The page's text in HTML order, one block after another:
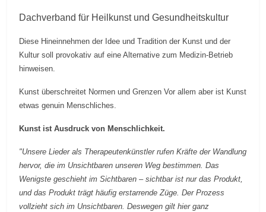
Dachverband für Heilkunst und Gesundheitskultur
Diese Hineinnehmen der Idee und Tradition der Kunst und der
Kultur soll provokativ auf eine Alternative zum Medizin-Betrieb
hinweisen.
Kunst überschreitet Normen und Grenzen Vor allem aber ist Kunst
etwas genuin Menschliches.
Kunst ist Ausdruck von Menschlichkeit.
"Unsere Lieder als Therapeutenkünstler rufen Kräfte der Wandlung
hervor, die im Unsichtbaren unseren Weg bestimmen. Das
Wenigste geschieht im Sichtbaren – sichtbar ist nur das Produkt,
und das Produkt trägt häufig erstarrende Züge. Der Prozess
vollzieht sich im Unsichtbaren. Deswegen gilt hier ganz